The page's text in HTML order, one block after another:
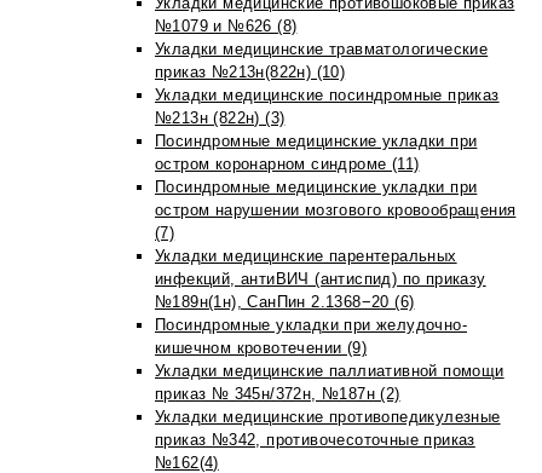
№1079 и №626 (8)
Укладки медицинские травматологические
приказ №213н(822н) (10)
Укладки медицинские посиндромные приказ
№213н (822н) (3)
Посиндромные медицинские укладки при
остром коронарном синдроме (11)
Посиндромные медицинские укладки при
остром нарушении мозгового кровообращения
(7)
Укладки медицинские парентеральных
инфекций, антиВИЧ (антиспид) по приказу
№189н(1н), СанПин 2.1368−20 (6)
Посиндромные укладки при желудочно-
кишечном кровотечении (9)
Укладки медицинские паллиативной помощи
приказ № 345н/372н, №187н (2)
Укладки медицинские противопедикулезные
приказ №342, противочесоточные приказ
№162(4)